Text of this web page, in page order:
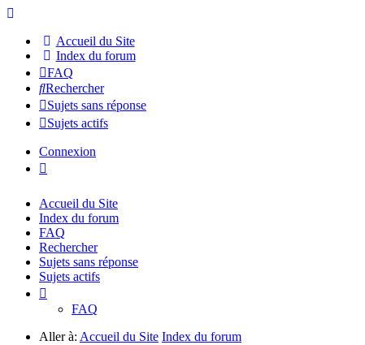
Accueil du Site
Index du forum
FAQ
Rechercher
Sujets sans réponse
Sujets actifs
Connexion
Accueil du Site
Index du forum
FAQ
Rechercher
Sujets sans réponse
Sujets actifs
FAQ
Aller à: Accueil du Site Index du forum